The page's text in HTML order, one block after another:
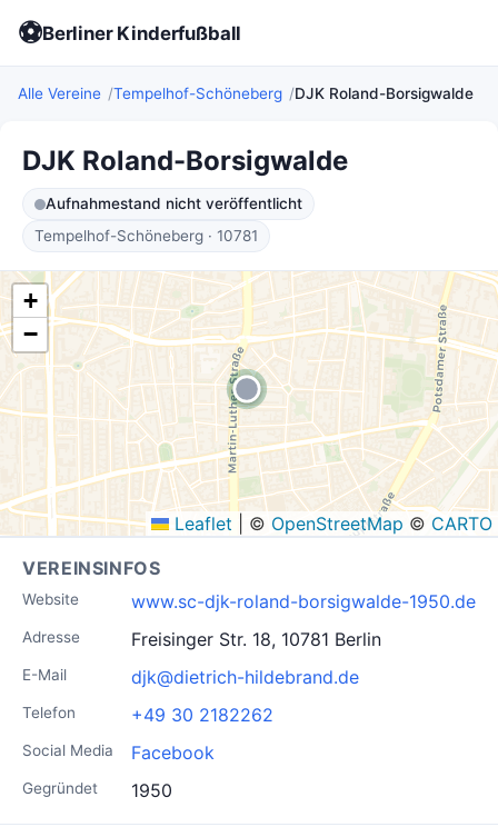
⚽Berliner Kinderfußball
Alle Vereine Tempelhof-Schöneberg DJK Roland-Borsigwalde
DJK Roland-Borsigwalde
Aufnahmestand nicht veröffentlicht
Tempelhof-Schöneberg · 10781
+
−
Leaflet © OpenStreetMap © CARTO
VEREINSINFOS
Website www.sc-djk-roland-borsigwalde-1950.de
Adresse Freisinger Str. 18, 10781 Berlin
E-Mail djk@dietrich-hildebrand.de
Telefon +49 30 2182262
Social Media Facebook
Gegründet 1950